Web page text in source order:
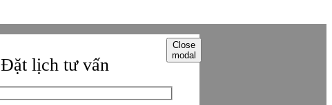
Đặt lịch tư vấn
Close
modal